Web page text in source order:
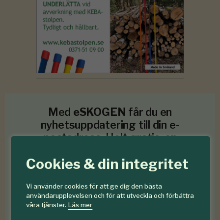
Cookies & din integritet
Vi använder cookies för att ge dig den bästa
användarupplevelsen och för att utveckla och förbättra
våra tjänster. Läs mer
Med eSKOGEN får du en
nyhetsuppdatering till din e-
postadress. Helt gratis, en
Prenumerera